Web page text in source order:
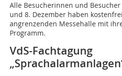
Alle Besucherinnen und
und 8. Dezember haben
angrenzenden Messehalle mit
Programm.
VdS-Fachtagung